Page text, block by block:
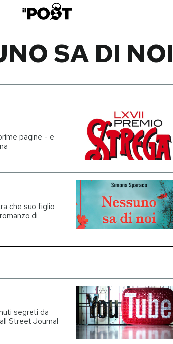
SA DI NOI
pagine - e
che suo figlio
di
segreti da
Street Journal